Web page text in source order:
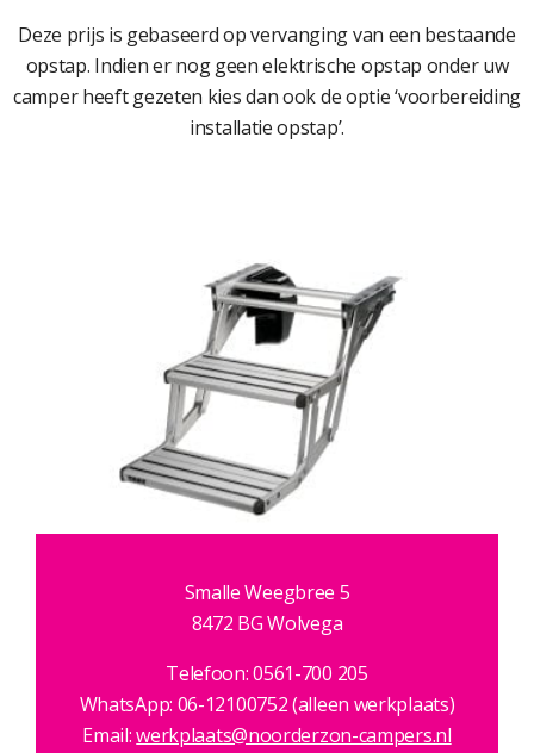
Deze prijs is gebaseerd op vervanging van een bestaande
opstap. Indien er nog geen elektrische opstap onder uw
camper heeft gezeten kies dan ook de optie ‘voorbereiding
installatie opstap’.
Smalle Weegbree 5
8472 BG Wolvega
Telefoon: 0561-700 205
WhatsApp: 06-12100752 (alleen werkplaats)
Email:werkplaats@noorderzon-campers.nl